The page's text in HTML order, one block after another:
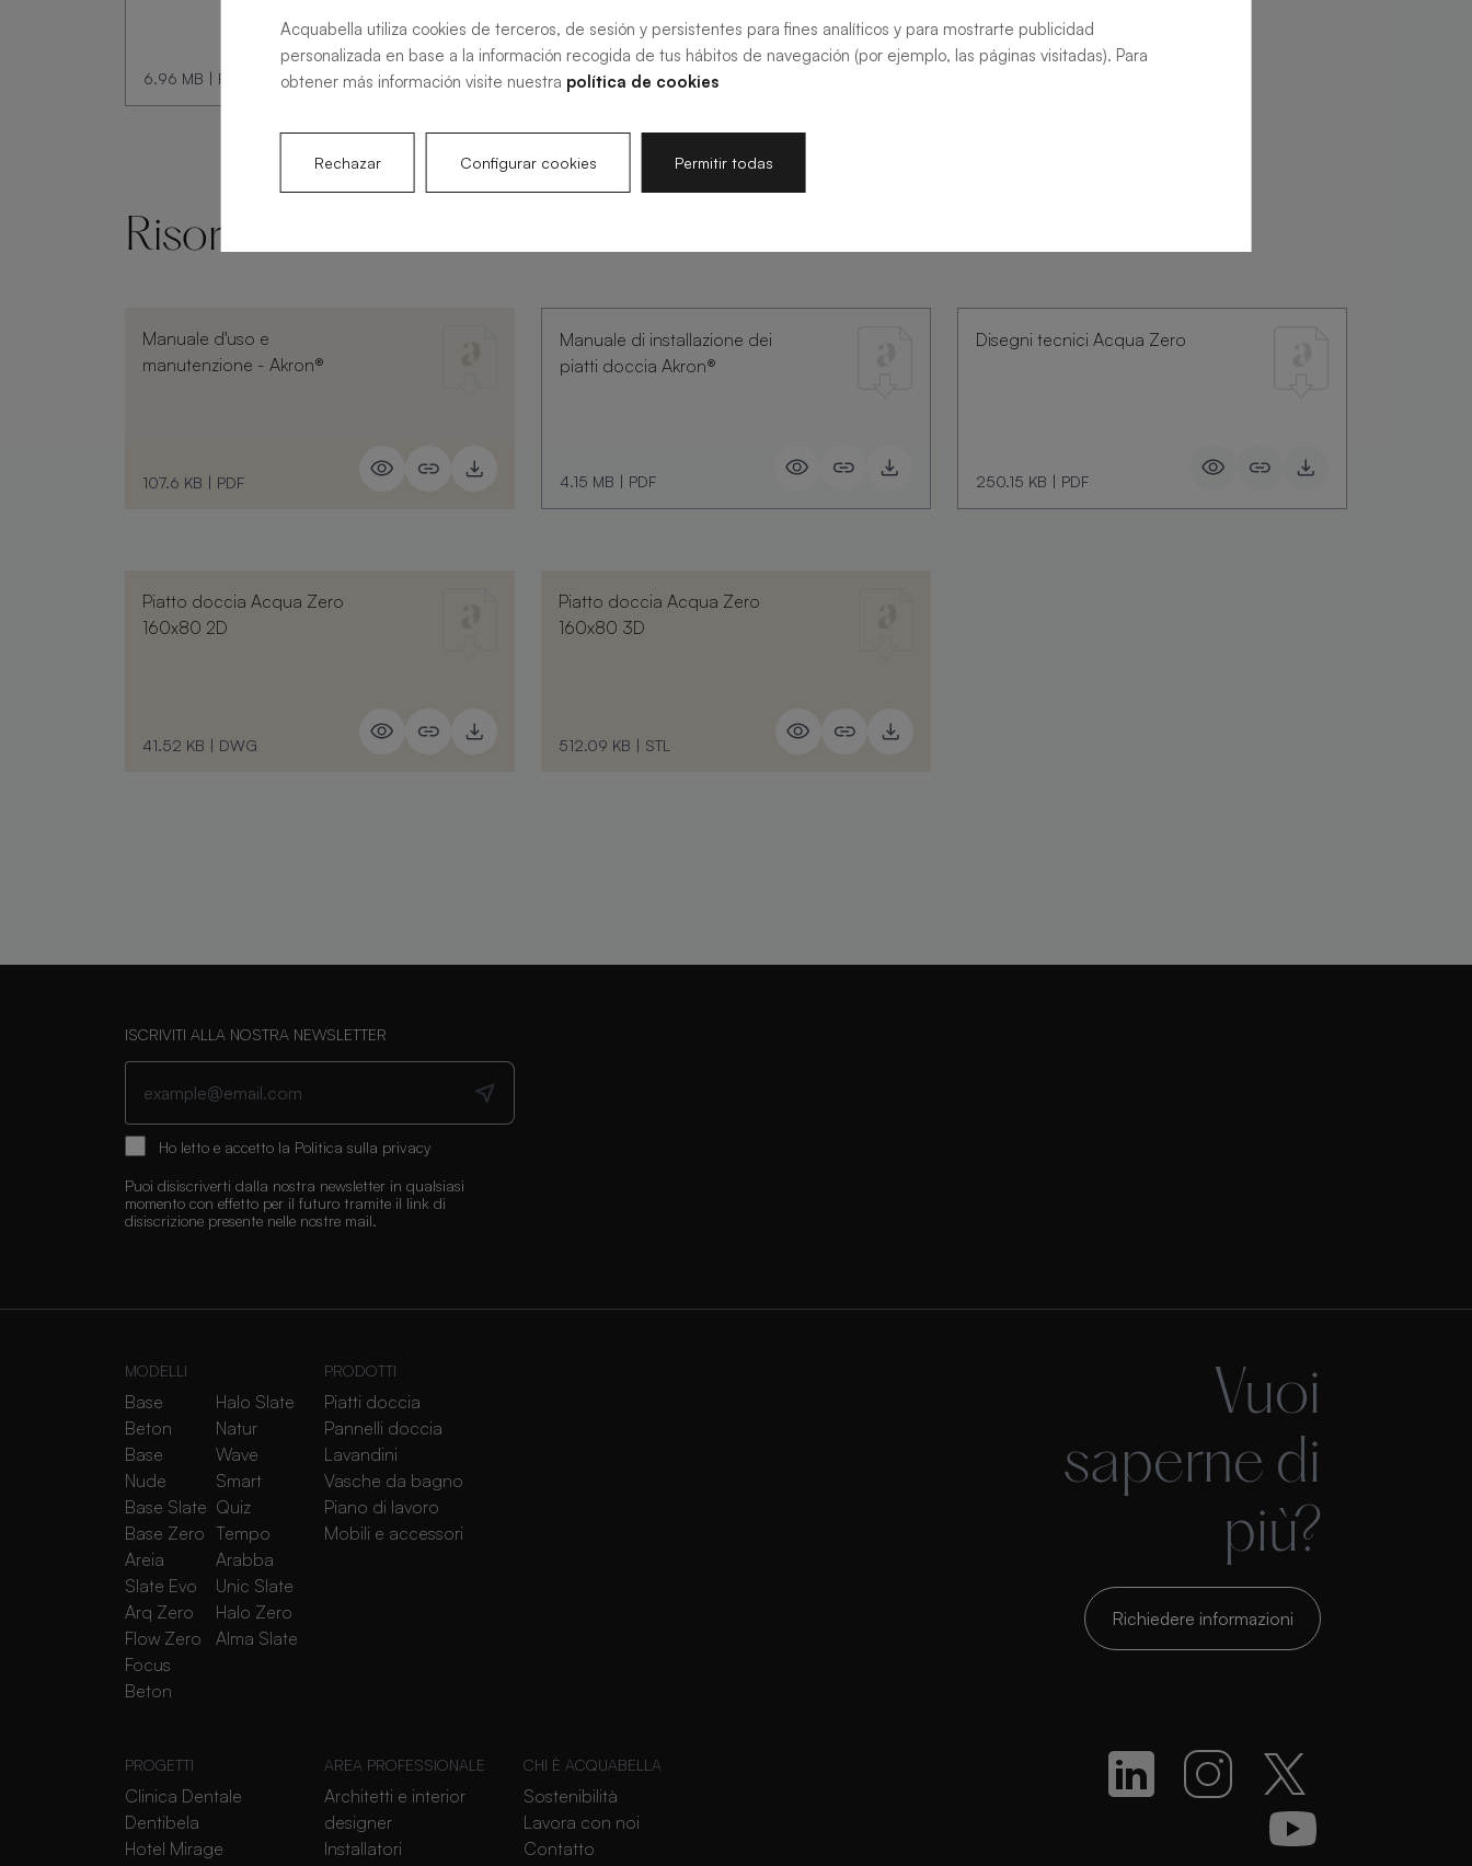
6.96 MB | PDF
Risorse e documentazione
Manuale d'uso e
manutenzione - Akron®
107.6 KB | PDF
Manuale di installazione dei
piatti doccia Akron®
4.15 MB | PDF
Disegni tecnici Acqua Zero
250.15 KB | PDF
Piatto doccia Acqua Zero
160x80 2D
41.52 KB | DWG
Piatto doccia Acqua Zero
160x80 3D
512.09 KB | STL
ISCRIVITI ALLA NOSTRA NEWSLETTER
Ho letto e accetto la Politica sulla privacy
Puoi disiscriverti dalla nostra newsletter in qualsiasi
momento con effetto per il futuro tramite il link di
disiscrizione presente nelle nostre mail.
MODELLI
Base
Beton
Base
Nude
Base Slate
Base Zero
Areia
Slate Evo
Arq Zero
Flow Zero
Focus
Beton
Halo Slate
Natur
Wave
Smart
Quiz
Tempo
Arabba
Unic Slate
Halo Zero
Alma Slate
PRODOTTI
Piatti doccia
Pannelli doccia
Lavandini
Vasche da bagno
Piano di lavoro
Mobili e accessori
PROGETTI
Clinica Dentale
Dentibela
Hotel Mirage
AREA PROFESSIONALE
Architetti e interior
designer
Installatori
CHI È ACQUABELLA
Sostenibilità
Lavora con noi
Contatto
Vuoi
saperne di
più?
Richiedere informazioni
Acquabella utiliza cookies de terceros, de sesión y persistentes para fines analíticos y para mostrarte publicidad
personalizada en base a la información recogida de tus hábitos de navegación (por ejemplo, las páginas visitadas). Para
obtener más información visite nuestra política de cookies
Rechazar Configurar cookies Permitir todas